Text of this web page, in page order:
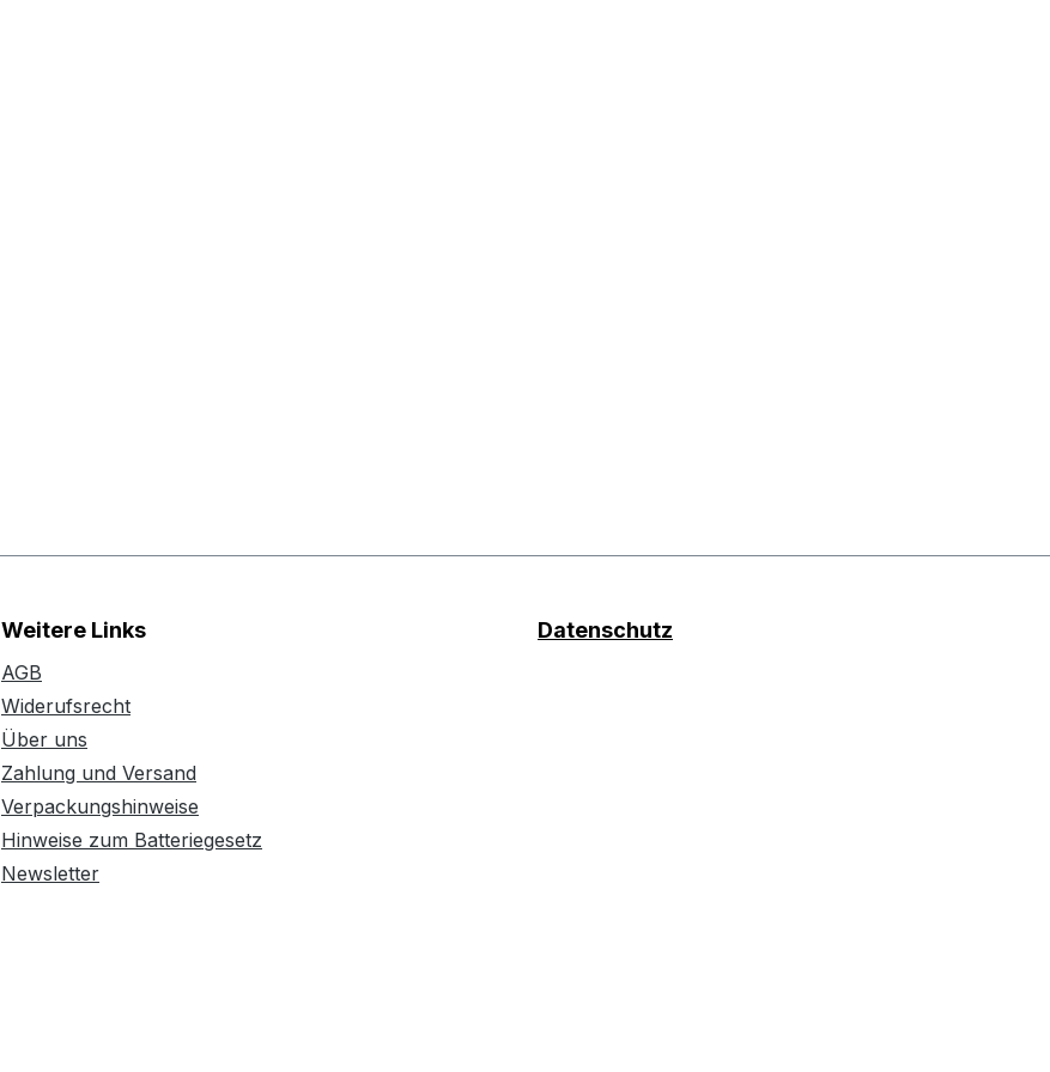
Weitere Links
AGB
Widerufsrecht
Über uns
Zahlung und Versand
Verpackungshinweise
Hinweise zum Batteriegesetz
Newsletter
Datenschutz